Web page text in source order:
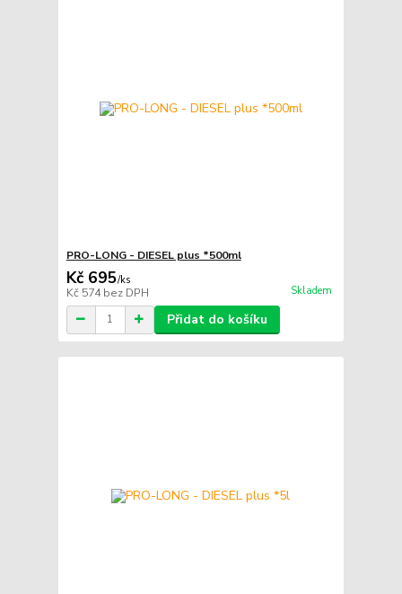
PRO-LONG - DIESEL plus *500ml
Kč 695/ks
Kč 574bez DPH Skladem
Přidat do košíku